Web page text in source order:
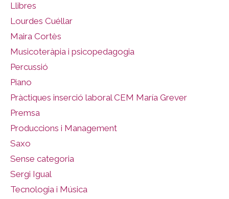
Llibres
Lourdes Cuéllar
Maira Cortès
Musicoteràpia i psicopedagogia
Percussió
Piano
Pràctiques inserció laboral CEM María Grever
Premsa
Produccions i Management
Saxo
Sense categoria
Sergi Igual
Tecnologia i Música